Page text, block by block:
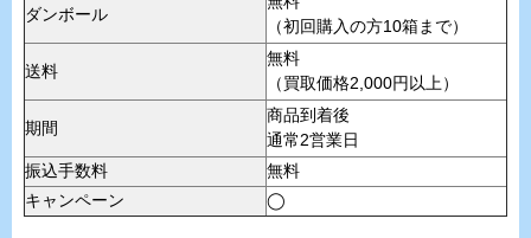
ダンボール
（初回購入の方10箱まで）
送料
無料
（買取価格2,000円以上）
期間
商品到着後
通常2営業日
振込手数料
無料
キャンペーン
◯